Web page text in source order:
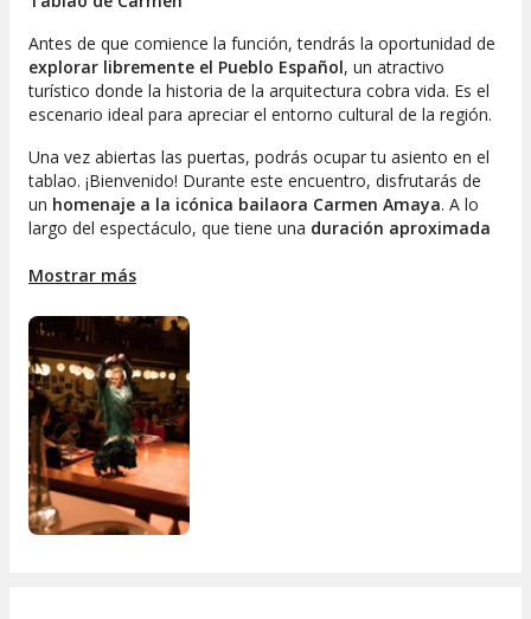
Antes de que comience la función, tendrás la oportunidad de
explorar libremente el Pueblo Español, un atractivo
turístico donde la historia de la arquitectura cobra vida. Es el
escenario ideal para apreciar el entorno cultural de la región.
Una vez abiertas las puertas, podrás ocupar tu asiento en el
tablao. ¡Bienvenido! Durante este encuentro, disfrutarás de
un homenaje a la icónica bailaora Carmen Amaya. A lo
largo del espectáculo, que tiene una duración aproximada
del flamenco, gracias a la interpretación de varios artistas
verdadero deleite artístico!
Opciones de experiencia
Al hacer tu reserva, podrás elegir entre las siguientes
modalidades para disfrutar del espectáculo flamenco:
Espectáculo + Menú Carmen
podrás disfrutar de
lacocina tradicional española
Mostrar más